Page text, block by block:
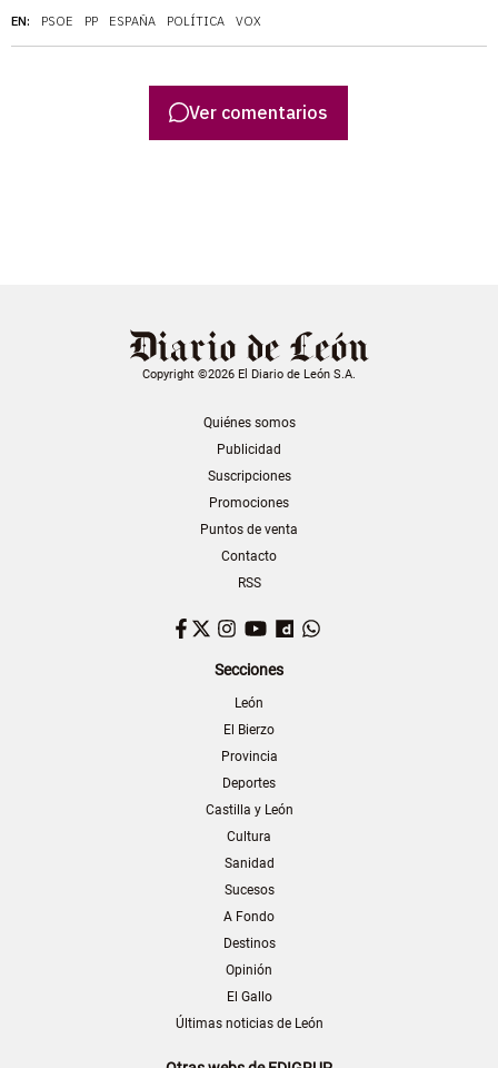
EN: PSOE PP ESPAÑA POLÍTICA VOX
Ver comentarios
Copyright ©2026 El Diario de León S.A.
Quiénes somos
Publicidad
Suscripciones
Promociones
Puntos de venta
Contacto
RSS
Facebook
TwitterInstagram
YouTubeDailymotion
Secciones
León
El Bierzo
Provincia
Deportes
Castilla y León
Cultura
Sanidad
Sucesos
A Fondo
Destinos
Opinión
El Gallo
Últimas noticias de León